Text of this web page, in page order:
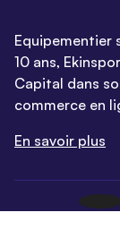
Equipementier
10 ans,
Capital dans
commerce en
En savoir plus